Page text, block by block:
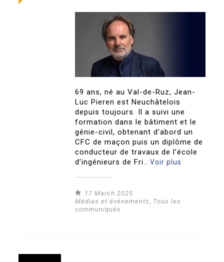
69 ans, né au Val-de-Ruz, Jean-
Luc Pieren est Neuchâtelois
depuis toujours. Il a suivi une
formation dans le bâtiment et le
génie-civil, obtenant d’abord un
CFC de maçon puis un diplôme de
conducteur de travaux de l’école
d’ingénieurs de Fri..Voir plus
17 March 2025
Médias et évènements, Tous les
communiqués